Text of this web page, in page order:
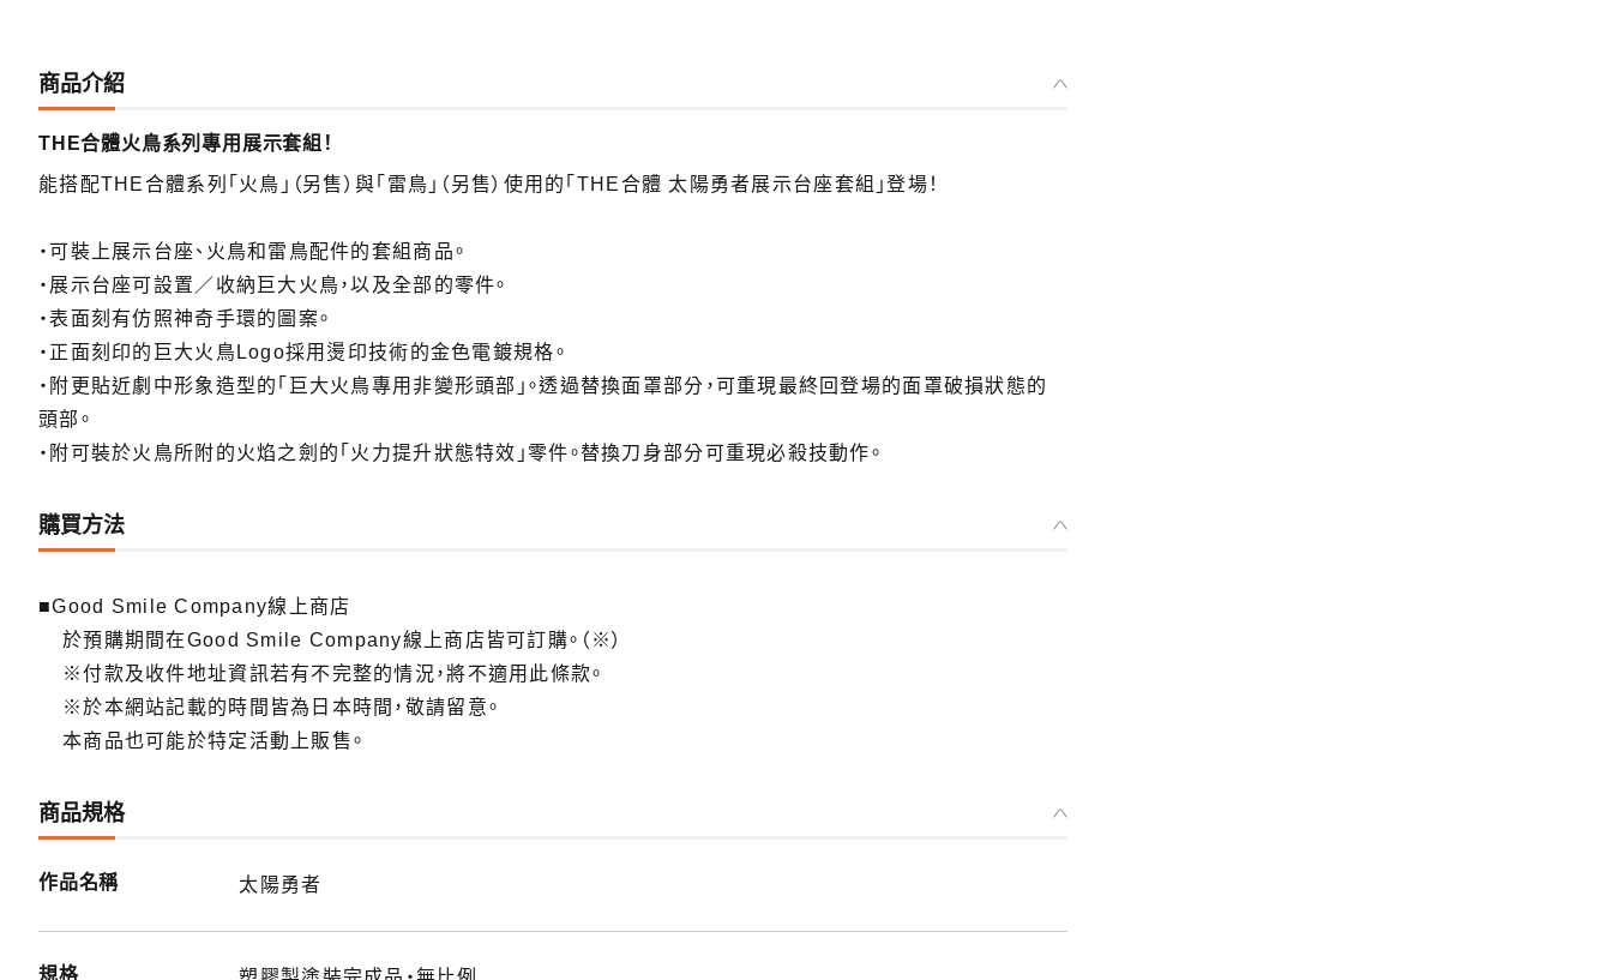
商品介紹
THE合體火鳥系列專用展示套組！
能搭配THE合體系列「火鳥」（另售）與「雷鳥」（另售）使用的「THE合體 太陽勇者展示台座套組」登場！
・可裝上展示台座、火鳥和雷鳥配件的套組商品。
・展示台座可設置／收納巨大火鳥，以及全部的零件。
・表面刻有仿照神奇手環的圖案。
・正面刻印的巨大火鳥Logo採用燙印技術的金色電鍍規格。
・附更貼近劇中形象造型的「巨大火鳥專用非變形頭部」。透過替換面罩部分，可重現最終回登場的面罩破損狀態的
頭部。
・附可裝於火鳥所附的火焰之劍的「火力提升狀態特效」零件。替換刀身部分可重現必殺技動作。
購買方法
■Good Smile Company線上商店
於預購期間在Good Smile Company線上商店皆可訂購。（※）
※付款及收件地址資訊若有不完整的情況，將不適用此條款。
※於本網站記載的時間皆為日本時間，敬請留意。
本商品也可能於特定活動上販售。
商品規格
作品名稱 太陽勇者
規格